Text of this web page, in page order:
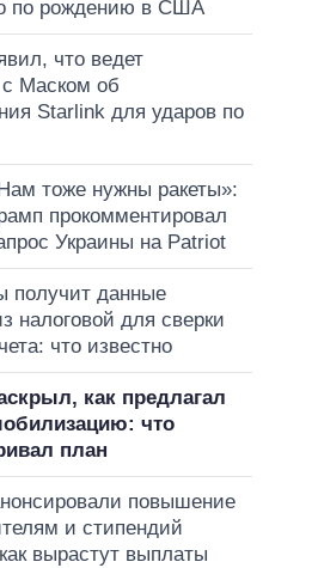
по рождению в США
что ведет
с Маском об
Starlink для ударов по
тоже нужны ракеты»:
прокомментировал
Украины на Patriot
получит данные
налоговой для сверки
что известно
как предлагал
что
план
повышение
и стипендий
вырастут выплаты